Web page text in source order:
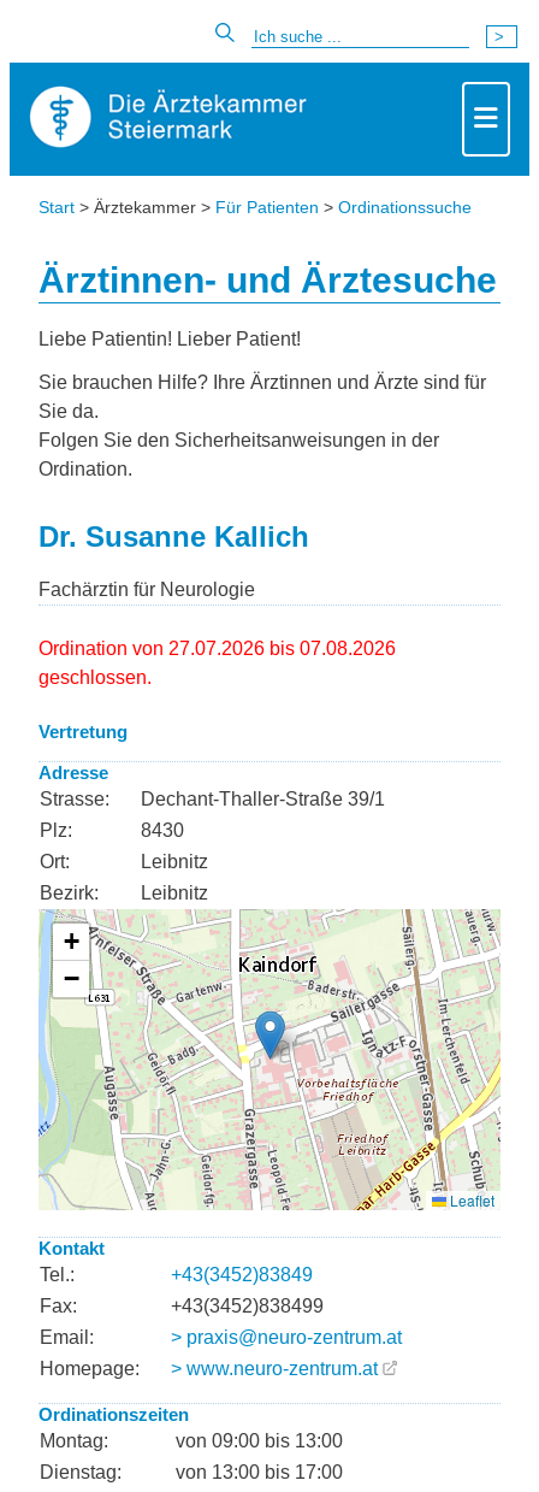
Start > Ärztekammer > Für Patienten > Ordinationssuche
Ärztinnen- und Ärztesuche
Liebe Patientin! Lieber Patient!
Sie brauchen Hilfe? Ihre Ärztinnen und Ärzte sind für
Sie da.
Folgen Sie den Sicherheitsanweisungen in der
Ordination.
Dr. Susanne Kallich
Fachärztin für Neurologie
Ordination von 27.07.2026 bis 07.08.2026
geschlossen.
Vertretung
Adresse
Strasse:
Dechant-Thaller-Straße 39/1
Plz:
8430
Ort:
Leibnitz
Bezirk:
Leibnitz
Kontakt
Tel.:
+43(3452)83849
Fax:
+43(3452)838499
Email:
> praxis@neuro-zentrum.at
Homepage:
> www.neuro-zentrum.at
Ordinationszeiten
Montag:
von 09:00 bis 13:00
Dienstag:
von 13:00 bis 17:00